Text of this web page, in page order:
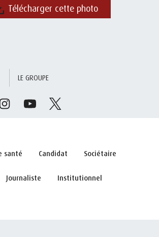
Télécharger cette photo
LE GROUPE
santé Candidat Sociétaire
Journaliste Institutionnel